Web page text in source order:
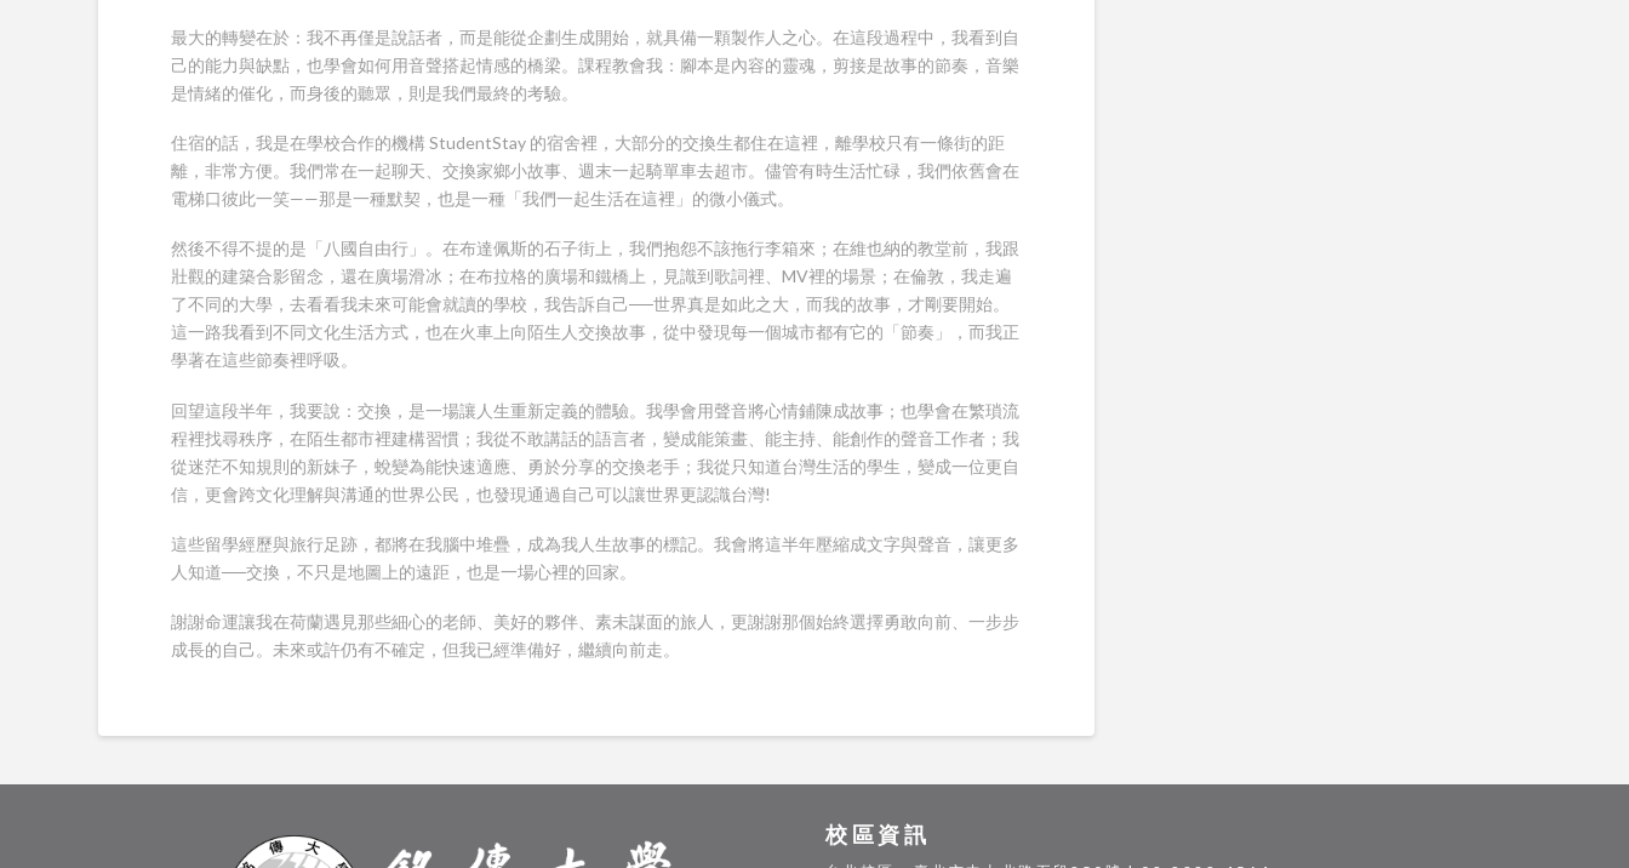
最大的轉變在於：我不再僅是說話者，而是能從企劃生成開始，就具備一顆製作人之心。在這段過程中，我看到自
己的能力與缺點，也學會如何用音聲搭起情感的橋梁。課程教會我：腳本是內容的靈魂，剪接是故事的節奏，音樂
是情緒的催化，而身後的聽眾，則是我們最終的考驗。
住宿的話，我是在學校合作的機構 StudentStay 的宿舍裡，大部分的交換生都住在這裡，離學校只有一條街的距
離，非常方便。我們常在一起聊天、交換家鄉小故事、週末一起騎單車去超市。儘管有時生活忙碌，我們依舊會在
電梯口彼此一笑——那是一種默契，也是一種「我們一起生活在這裡」的微小儀式。
然後不得不提的是「八國自由行」。在布達佩斯的石子街上，我們抱怨不該拖行李箱來；在維也納的教堂前，我跟
壯觀的建築合影留念，還在廣場滑冰；在布拉格的廣場和鐵橋上，見識到歌詞裡、MV裡的場景；在倫敦，我走遍
了不同的大學，去看看我未來可能會就讀的學校，我告訴自己──世界真是如此之大，而我的故事，才剛要開始。
這一路我看到不同文化生活方式，也在火車上向陌生人交換故事，從中發現每一個城市都有它的「節奏」，而我正
學著在這些節奏裡呼吸。
回望這段半年，我要說：交換，是一場讓人生重新定義的體驗。我學會用聲音將心情鋪陳成故事；也學會在繁瑣流
程裡找尋秩序，在陌生都市裡建構習慣；我從不敢講話的語言者，變成能策畫、能主持、能創作的聲音工作者；我
從迷茫不知規則的新妹子，蛻變為能快速適應、勇於分享的交換老手；我從只知道台灣生活的學生，變成一位更自
信，更會跨文化理解與溝通的世界公民，也發現通過自己可以讓世界更認識台灣!
這些留學經歷與旅行足跡，都將在我腦中堆疊，成為我人生故事的標記。我會將這半年壓縮成文字與聲音，讓更多
人知道──交換，不只是地圖上的遠距，也是一場心裡的回家。
謝謝命運讓我在荷蘭遇見那些細心的老師、美好的夥伴、素未謀面的旅人，更謝謝那個始終選擇勇敢向前、一步步
成長的自己。未來或許仍有不確定，但我已經準備好，繼續向前走。
校區資訊